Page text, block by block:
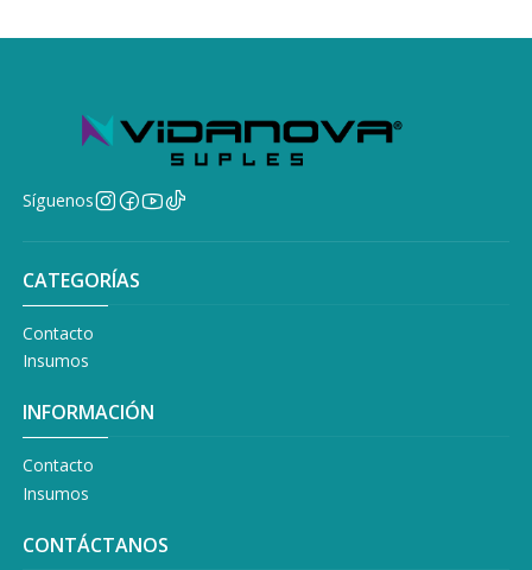
Síguenos
CATEGORÍAS
Contacto
Insumos
INFORMACIÓN
Contacto
Insumos
CONTÁCTANOS